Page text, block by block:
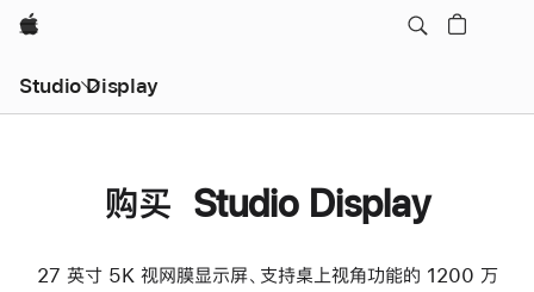
Apple
Studio Display
购买 Studio Display
27 英寸 5K 视网膜显示屏、支持桌上视角功能的 1200 万